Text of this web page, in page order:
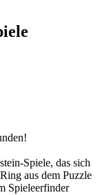
Spiele, das sich
aus dem Puzzle
Spieleerfinder